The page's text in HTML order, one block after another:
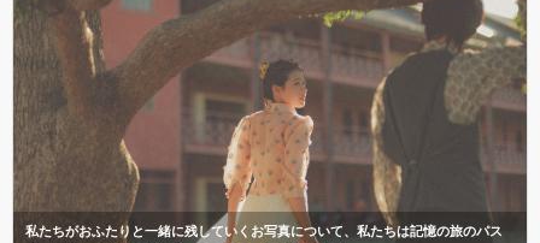
私たちがおふたりと一緒に残していくお写真について、私たちは記憶の旅のパス